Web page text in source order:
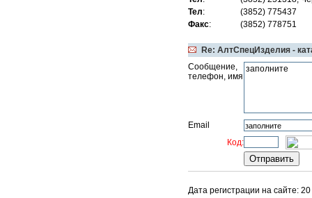
Тел:
(3852) 775437
Факс: (3852) 778751
Re: АлтСпецИзделия -
Сообщение,
телефон, имя
Email
Код:
Дата регистрации на сайте: